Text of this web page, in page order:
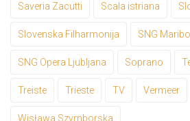
Saveria Zacutti Scala istriana
Slovenska Filharmonija SNG
SNG Opera Ljubljana Soprano
Treiste Trieste TV Vermeer
Wisława Szymborska